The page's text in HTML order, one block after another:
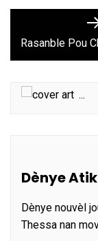
l’article
Rasanble Pou
...
Dènye Atik
Dènye nouvèl
Thessa nan